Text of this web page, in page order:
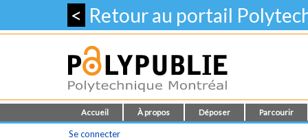
< Retour au portail
Accueil À propos Déposer Parcourir
Se connecter